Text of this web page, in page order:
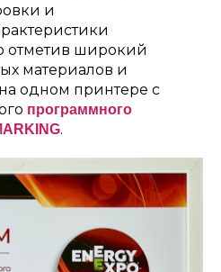
и
отметив широкий
материалов и
одном принтере с
программного
G.